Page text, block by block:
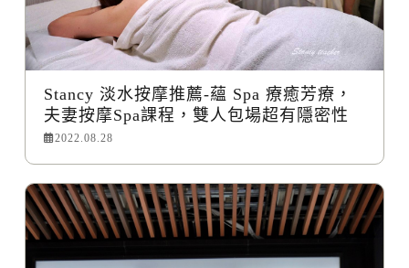
Stancy 淡水按摩推薦-蘊 Spa 療癒芳療，
夫妻按摩Spa課程，雙人包場超有隱密性
2022.08.28